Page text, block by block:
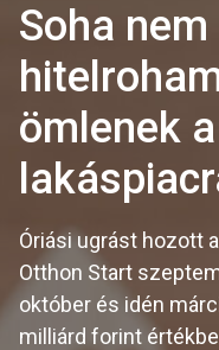
Soha
ömlenek
Óriási ugrást hozott
Otthon Start
október és idén
milliárd forint